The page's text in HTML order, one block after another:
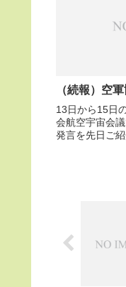
（続報）空
13日から15日
会航空宇宙会
発言を先日ご